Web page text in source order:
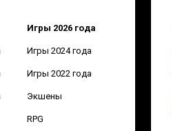
Игры 2026 года
Игры 2024 года
Игры 2022 года
Экшены
RPG